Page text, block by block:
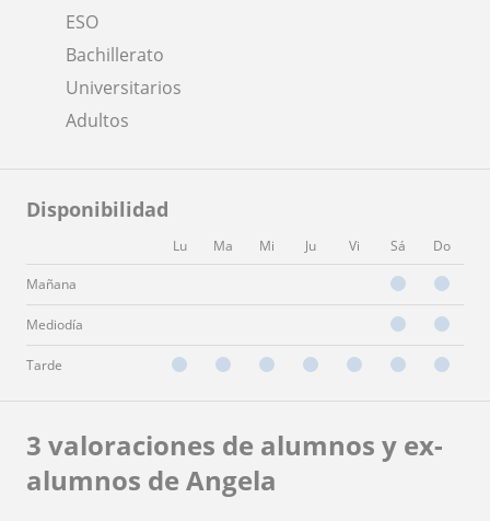
ESO
Bachillerato
Universitarios
Adultos
Disponibilidad
Lu Ma Mi Ju Vi Sá Do
Mañana
Mediodía
Tarde
3 valoraciones de alumnos y ex-
alumnos de Angela